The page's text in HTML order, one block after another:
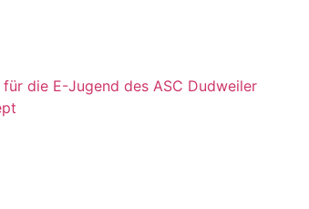
die E-Jugend des ASC Dudweiler